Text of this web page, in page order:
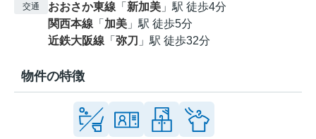
交通 おおさか東線 「 新加美 」駅 徒歩4分
関西本線 「 加美 」駅 徒歩5分
近鉄大阪線 「 弥刀 」駅 徒歩32分
物件の特徴